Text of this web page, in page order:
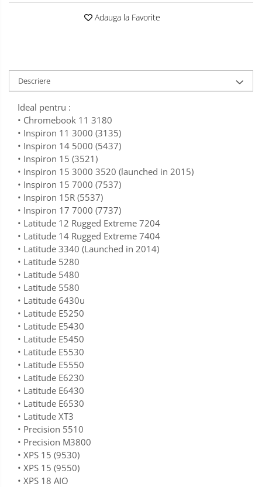
Adauga la Favorite
Descriere
Ideal pentru :
• Chromebook 11 3180
• Inspiron 11 3000 (3135)
• Inspiron 14 5000 (5437)
• Inspiron 15 (3521)
• Inspiron 15 3000 3520 (launched in 2015)
• Inspiron 15 7000 (7537)
• Inspiron 15R (5537)
• Inspiron 17 7000 (7737)
• Latitude 12 Rugged Extreme 7204
• Latitude 14 Rugged Extreme 7404
• Latitude 3340 (Launched in 2014)
• Latitude 5280
• Latitude 5480
• Latitude 5580
• Latitude 6430u
• Latitude E5250
• Latitude E5430
• Latitude E5450
• Latitude E5530
• Latitude E5550
• Latitude E6230
• Latitude E6430
• Latitude E6530
• Latitude XT3
• Precision 5510
• Precision M3800
• XPS 15 (9530)
• XPS 15 (9550)
• XPS 18 AIO